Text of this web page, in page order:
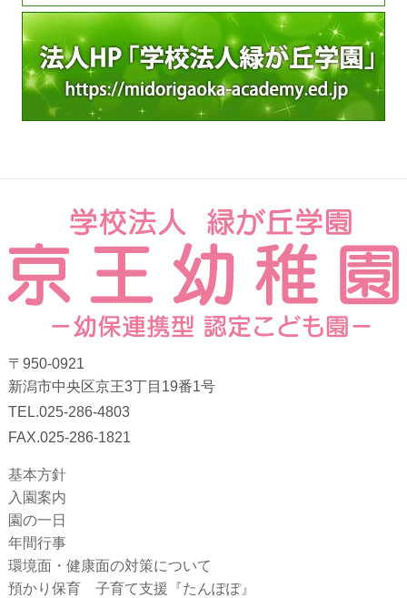
〒950-0921
新潟市中央区京王3丁目19番1号
TEL.025-286-4803
FAX.025-286-1821
基本方針
入園案内
園の一日
年間行事
環境面・健康面の対策について
預かり保育 子育て支援『たんぽぽ』